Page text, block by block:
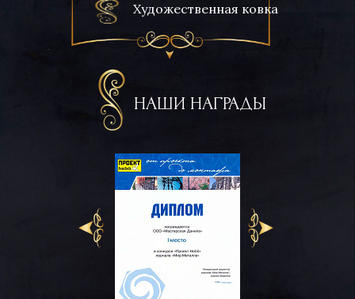
Художественная ковка
НАШИ НАГРАДЫ